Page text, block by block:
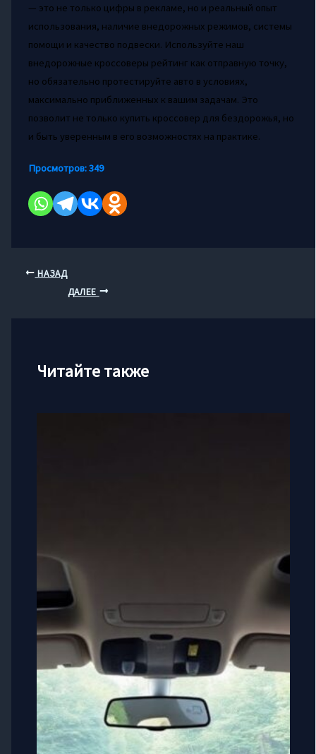
— это не только цифры в рекламе, но и реальный опыт
использования, наличие внедорожных режимов, системы
помощи и качество подвески. Используйте наш
внедорожные кроссоверы рейтинг как отправную точку,
но обязательно протестируйте авто в условиях,
максимально приближенных к вашим задачам. Это
позволит не только купить кроссовер для бездорожья, но
и быть уверенным в его возможностях на практике.
Просмотров:349
НАЗАД
ДАЛЕЕ
Читайте также